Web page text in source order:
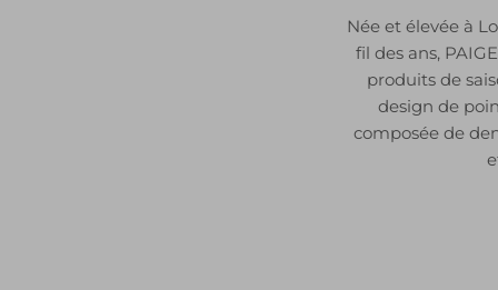
Née et élevée à
fil des ans,
produits de
design de
composée de